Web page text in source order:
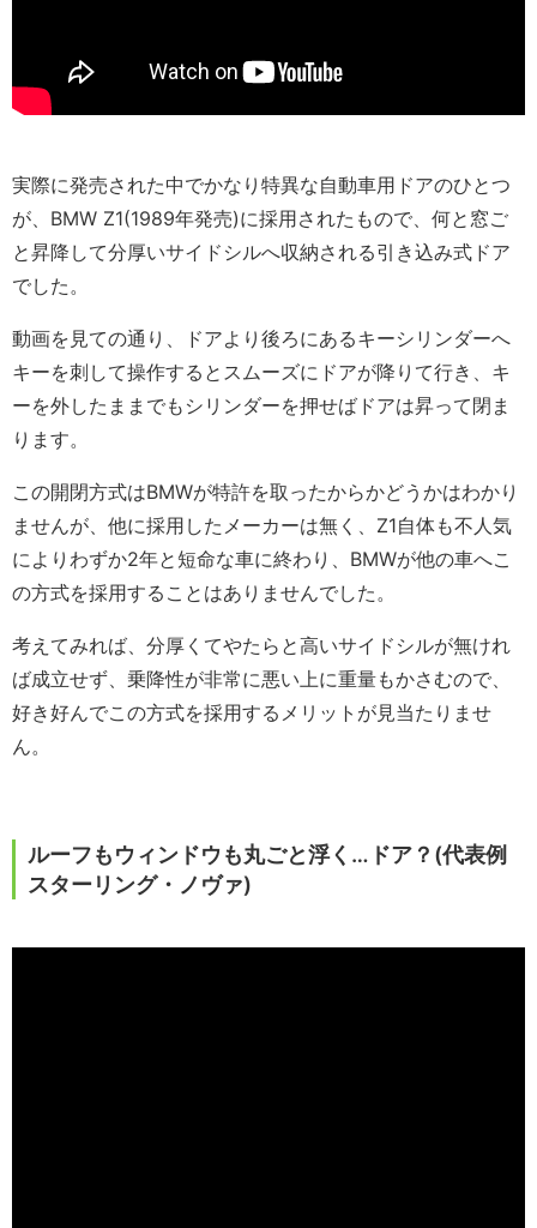
実際に発売された中でかなり特異な自動車用ドアのひとつ
が、BMW Z1(1989年発売)に採用されたもので、何と窓ご
と昇降して分厚いサイドシルへ収納される引き込み式ドア
でした。
動画を見ての通り、ドアより後ろにあるキーシリンダーへ
キーを刺して操作するとスムーズにドアが降りて行き、キ
ーを外したままでもシリンダーを押せばドアは昇って閉ま
ります。
この開閉方式はBMWが特許を取ったからかどうかはわかり
ませんが、他に採用したメーカーは無く、Z1自体も不人気
によりわずか2年と短命な車に終わり、BMWが他の車へこ
の方式を採用することはありませんでした。
考えてみれば、分厚くてやたらと高いサイドシルが無けれ
ば成立せず、乗降性が非常に悪い上に重量もかさむので、
好き好んでこの方式を採用するメリットが見当たりませ
ん。
ルーフもウィンドウも丸ごと浮く…ドア？(代表例
スターリング・ノヴァ)